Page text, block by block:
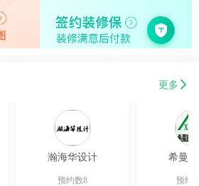
更多
瀚海华设计
预约数8
希曼
预约